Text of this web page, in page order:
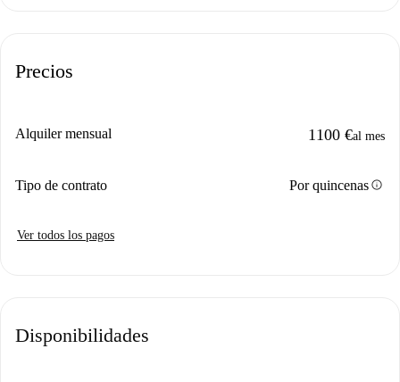
Precios
Alquiler mensual 1100 €al mes
Tipo de contrato Por quincenasinfo
Ver todos los pagos
Disponibilidades